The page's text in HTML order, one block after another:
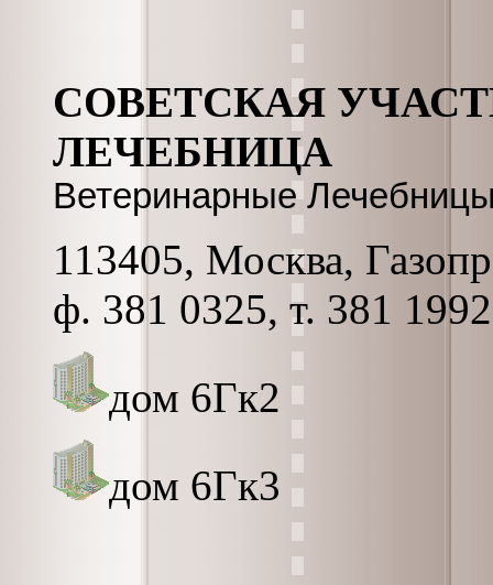
СОВЕТСКАЯ
ЛЕЧЕБНИЦА
Ветеринарные
113405, Москва,
ф. 381 0325, т. 381 1992
дом 6Гк2
дом 6Гк3